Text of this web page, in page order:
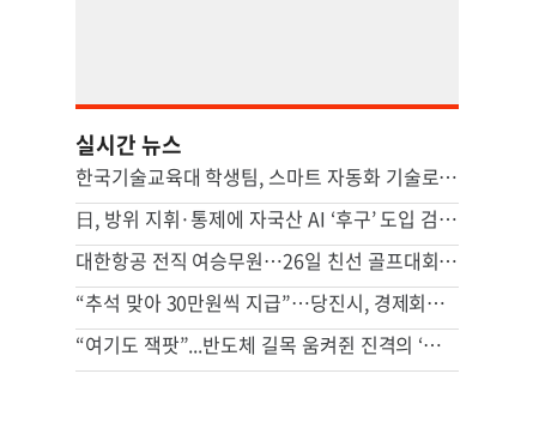
실시간 뉴스
한국기술교육대 학생팀, 스마트 자동화 기술로 노동부 장관상
日, 방위 지휘·통제에 자국산 AI ‘후구’ 도입 검토…개발팀엔 일본 국적자만
대한항공 전직 여승무원…26일 친선 골프대회 개최
“추석 맞아 30만원씩 지급”…당진시, 경제회복지원금 530억원 논란
“여기도 잭팟”...반도체 길목 움켜쥔 진격의 ‘日 히든챔피언’ [GMC]